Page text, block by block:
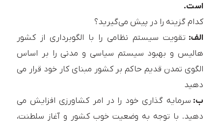
است.
کدام گزینه را در پیش می‌گیرید؟
الف: تقویت سیستم نظامی را با الگوبرداری از کشور
هالیس و بهبود سیستم سیاسی و مدنی را بر اساس
الگوی تمدن قدیم حاکم بر کشور مبنای کار خود قرار می
دهید
ب: سرمایه گذاری خود را در امر کشاورزی افزایش می
دهید. با توجه به وضعیت خوب کشور و آغاز سلطنت،